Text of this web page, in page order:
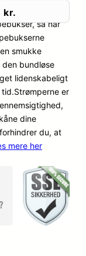
kr.
e
n
a
k
t
u
så har
smukke
bundløse
lidenskabeligt
er
dine
du, at
mere her